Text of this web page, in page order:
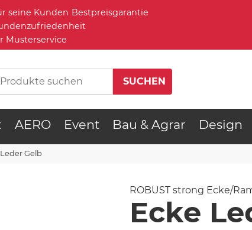
Bestpreisgarantie
Musterservice
AERO Event Bau & Agrar Design
Gelb
ROBUST strong Ecke/
Ecke